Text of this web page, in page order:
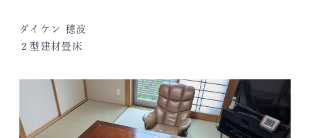
ダイケン 穂波
２型建材畳床